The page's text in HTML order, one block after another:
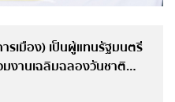
ารจัดหาพัสดุราย
รเมือง) เป็นผู้แทนรัฐมนตรี
มงานเฉลิมฉลองวันชาติ